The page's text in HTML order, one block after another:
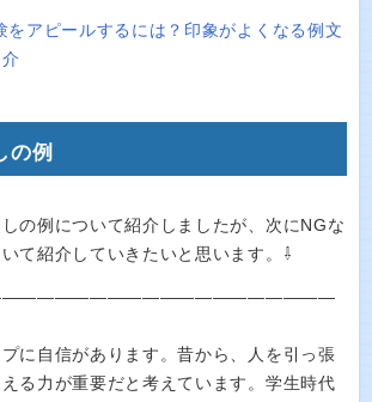
をアピールするには？印象がよくなる例文
の例
の例について紹介しましたが、次にNGな
て紹介していきたいと思います。⇩
に自信があります。昔から、人を引っ張
る力が重要だと考えています。学生時代